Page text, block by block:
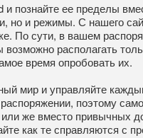
и познайте ее пределы
но и режимы. С нашего
По сути, в вашем
возможно располагать
время опробовать их.
мир и управляйте
поэтому
же вместо привычных
как те справляются с